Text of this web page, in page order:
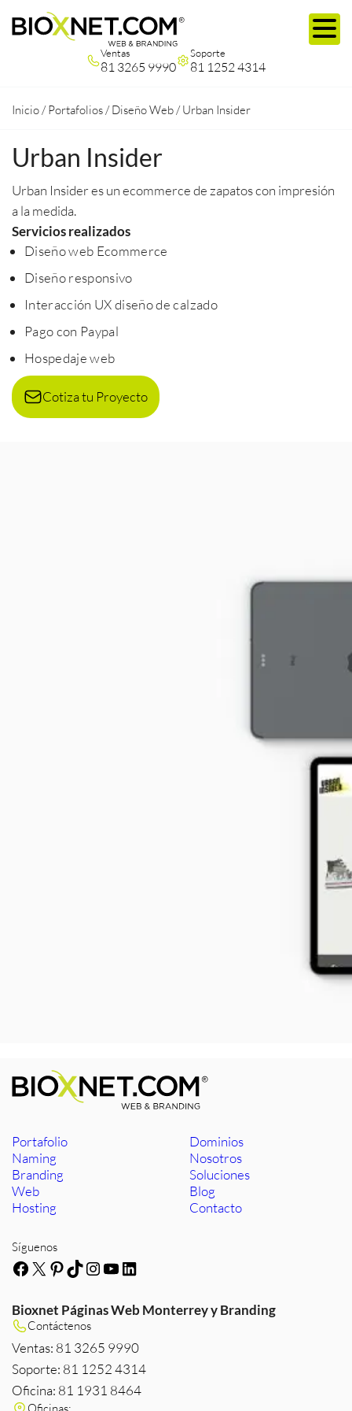
Ventas
81 3265 9990
Soporte
81 1252 4314
Inicio /Portafolios /Diseño Web /Urban Insider
Urban Insider
Urban Insider es un ecommerce de zapatos con impresión
a la medida.
Servicios realizados
Diseño web Ecommerce
Diseño responsivo
Interacción UX diseño de calzado
Pago con Paypal
Hospedaje web
Cotiza tu Proyecto
Portafolio
Naming
Branding
Web
Hosting
Dominios
Nosotros
Soluciones
Blog
Contacto
Síguenos
Facebook
X Pinterest
TikTok
Instagram
YouTube
LinkedIn
Bioxnet Páginas Web Monterrey y Branding
Contáctenos
Ventas: 81 3265 9990
Soporte: 81 1252 4314
Oficina: 81 1931 8464